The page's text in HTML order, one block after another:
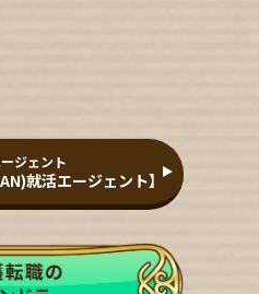
ジェント
就活エージェント】